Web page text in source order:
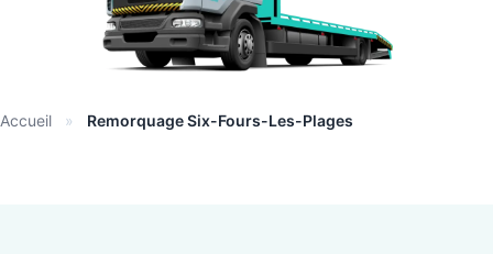
Accueil » Remorquage Six-Fours-Les-Plages